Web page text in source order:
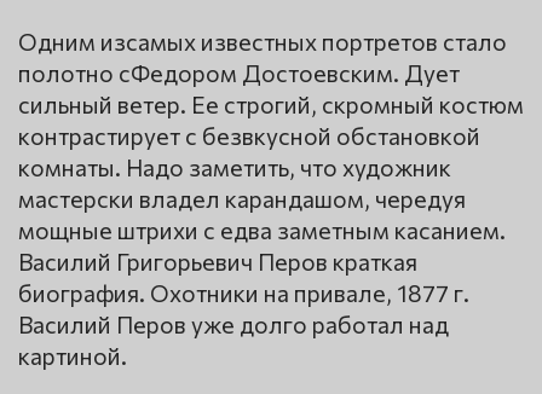
Одним изсамых известных портретов стало
полотно сФедором Достоевским. Дует
сильный ветер. Ее строгий, скромный костюм
контрастирует с безвкусной обстановкой
комнаты. Надо заметить, что художник
мастерски владел карандашом, чередуя
мощные штрихи с едва заметным касанием.
Василий Григорьевич Перов краткая
биография. Охотники на привале, 1877 г.
Василий Перов уже долго работал над
картиной.